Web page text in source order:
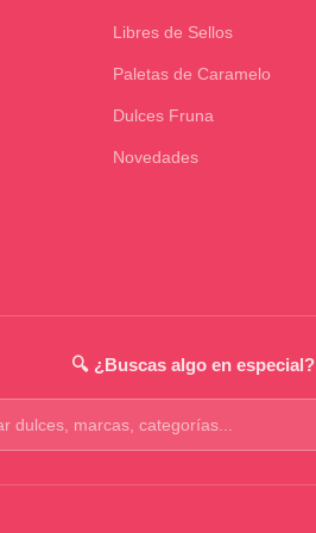
Libres de Sellos
Paletas de Caramelo
Dulces Fruna
Novedades
🔍 ¿Buscas algo en